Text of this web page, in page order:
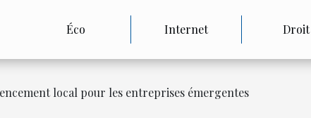
Éco Internet Droit
local pour les entreprises émergentes